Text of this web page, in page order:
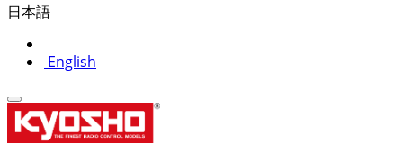
日本語
English